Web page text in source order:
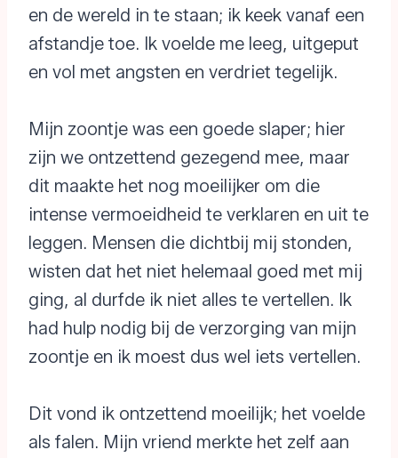
en de wereld in te staan; ik keek vanaf een
afstandje toe. Ik voelde me leeg, uitgeput
en vol met angsten en verdriet tegelijk.
Mijn zoontje was een goede slaper; hier
zijn we ontzettend gezegend mee, maar
dit maakte het nog moeilijker om die
intense vermoeidheid te verklaren en uit te
leggen. Mensen die dichtbij mij stonden,
wisten dat het niet helemaal goed met mij
ging, al durfde ik niet alles te vertellen. Ik
had hulp nodig bij de verzorging van mijn
zoontje en ik moest dus wel iets vertellen.
Dit vond ik ontzettend moeilijk; het voelde
als falen. Mijn vriend merkte het zelf aan